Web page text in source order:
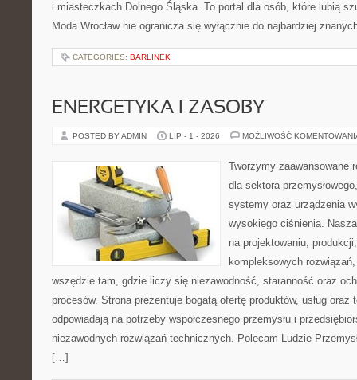
i miasteczkach Dolnego Śląska. To portal dla osób, które lubią
Moda Wrocław nie ogranicza się wyłącznie do najbardziej
CATEGORIES: BARLINEK
ENERGETYKA I ZASOBY
POSTED BY ADMIN LIP - 1 - 2026 MOŻLIWOŚĆ
Tworzymy zaawansowane
dla sektora
systemy oraz urządzenia
wysokiego ciśnienia.
na projektowaniu,
kompleksowych
wszędzie tam, gdzie liczy się niezawodność, staranność oraz
procesów. Strona prezentuje bogatą ofertę produktów, usług oraz
odpowiadają na potrzeby współczesnego przemysłu i
niezawodnych rozwiązań technicznych. Polecam Ludzie
[…]